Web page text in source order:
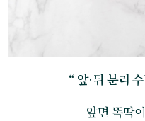
“ 앞·뒤 분리
앞면 똑딱